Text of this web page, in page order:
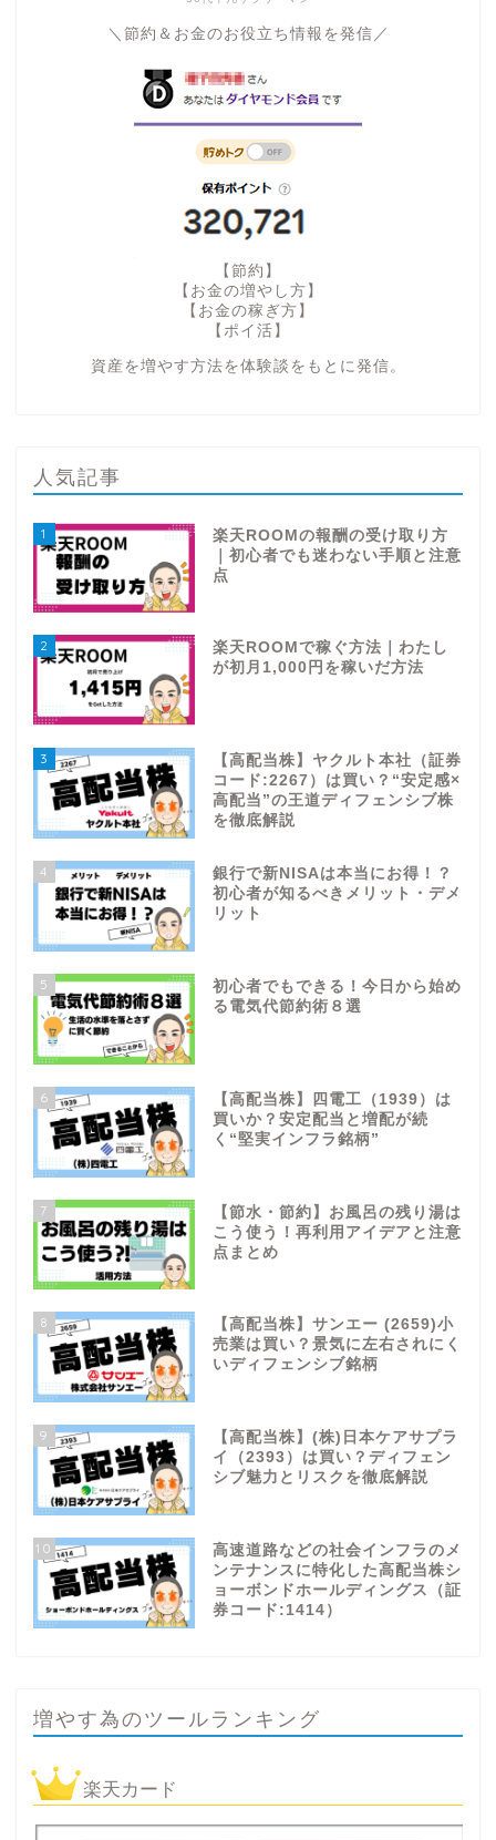
＼節約＆お金のお役立ち情報を発信／
【節約】
【お金の増やし方】
【お金の稼ぎ方】
【ポイ活】
資産を増やす方法を体験談をもとに発信。
人気記事
1
楽天ROOMの報酬の受け取り方
｜初心者でも迷わない手順と注意
点
2
楽天ROOMで稼ぐ方法｜わたし
が初月1,000円を稼いだ方法
3
【高配当株】ヤクルト本社（証券
コード:2267）は買い？“安定感×
高配当”の王道ディフェンシブ株
を徹底解説
4
銀行で新NISAは本当にお得！？
初心者が知るべきメリット・デメ
リット
5
初心者でもできる！今日から始め
る電気代節約術８選
6
【高配当株】四電工（1939）は
買いか？安定配当と増配が続
く“堅実インフラ銘柄”
7
【節水・節約】お風呂の残り湯は
こう使う！再利用アイデアと注意
点まとめ
8
【高配当株】サンエー (2659)小
売業は買い？景気に左右されにく
いディフェンシブ銘柄
9
【高配当株】(株)日本ケアサプラ
イ（2393）は買い？ディフェン
シブ魅力とリスクを徹底解説
10
高速道路などの社会インフラのメ
ンテナンスに特化した高配当株シ
ョーボンドホールディングス（証
券コード:1414）
増やす為のツールランキング
楽天カード